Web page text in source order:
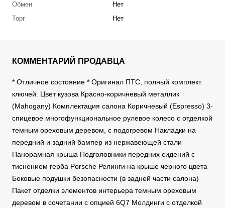
Обмен
Нет
Торг
Нет
КОММЕНТАРИЙ ПРОДАВЦА
* Отличное состояние * Оригинал ПТС, полный комплект
ключей. Цвет кузова Красно-коричневый металлик
(Mahogany) Комплектация салона Коричневый (Espresso) 3-
спицевое многофункциональное рулевое колесо с отделкой
темным ореховым деревом, с подогревом Накладки на
передний и задний бампер из нержавеющей стали
Панорамная крыша Подголовники передних сидений с
тиснением герба Porsche Релинги на крыше черного цвета
Боковые подушки безопасности (в задней части салона)
Пакет отделки элементов интерьера темным ореховым
деревом в сочетании с опцией 6Q7 Молдинги с отделкой